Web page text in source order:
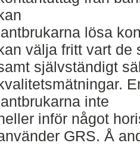
lösa
välja fritt vart de
självständigt
inte
inför något
GRS. Å